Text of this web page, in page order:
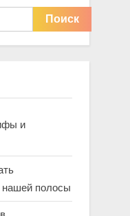
Поиск
и
нашей полосы